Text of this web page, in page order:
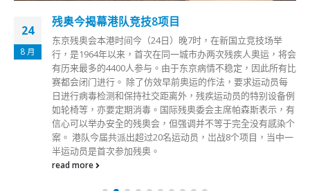
24
8 月
残奥今揭幕港队竞技8项目
东京残奥会本港时间今（24日）晚7时，在新国立竞技场举
行，是1964年以来，首次在同一城市办两次残疾人奥运，将会
有历来最多的4400人参与。由于东京病情不稳定，因此所有比
赛都会闭门进行。 除了仿效早前奥运的作法，要求运动员每
日进行病毒检测和保持社交距离外，残疾运动员的特别设备例
如轮椅等，亦要定期消毒。国际残奥委会主席帕森斯表示，有
信心可以举办安全的残奥会，但强调并不等于完全没有感染个
案。 港队今届共派出超过20名运动员，岀战8个项目，当中一
半运动员是首次参加残奥。
read more